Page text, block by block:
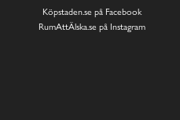
Köpstaden.se på Facebook
RumAttÄlska.se på Instagram